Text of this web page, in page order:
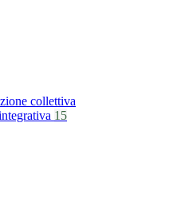
collettiva
15